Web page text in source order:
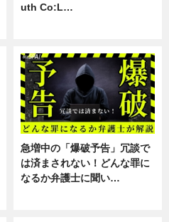
uth Co:L…
急増中の「爆破予告」冗談で
は済まされない！どんな罪に
なるか弁護士に聞い…